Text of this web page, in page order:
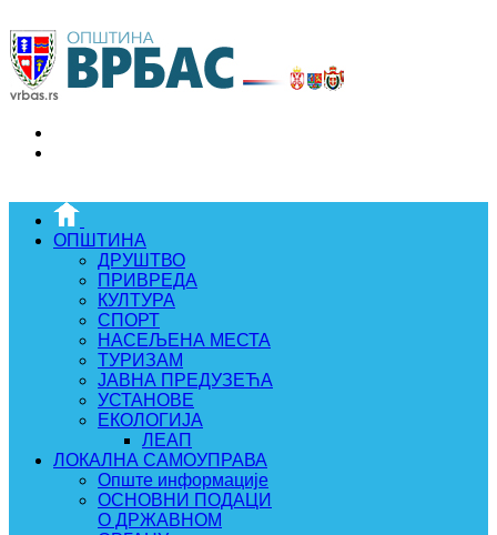
ОПШТИНА
ДРУШТВО
ПРИВРЕДА
КУЛТУРА
СПОРТ
НАСЕЉЕНА МЕСТА
ТУРИЗАМ
ЈАВНА ПРЕДУЗЕЋА
УСТАНОВЕ
ЕКОЛОГИЈА
ЛЕАП
ЛОКАЛНА САМОУПРАВА
Опште информације
ОСНОВНИ ПОДАЦИ
О ДРЖАВНОМ